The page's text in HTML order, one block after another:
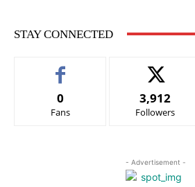
STAY CONNECTED
0
Fans
3,912
Followers
- Advertisement -